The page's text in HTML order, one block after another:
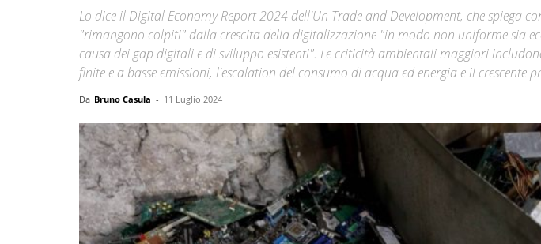
Lo dice il Digital Economy Report 2024 dell'Un Trade and Development, che spiega
"rimangono colpiti" dalla crescita della digitalizzazione "in modo non uniforme sia
causa dei gap digitali e di sviluppo esistenti". Le criticità ambientali maggiori
finite e a basse emissioni, l'escalation del consumo di acqua ed energia e il crescente
Da Bruno Casula - 11 Luglio 2024